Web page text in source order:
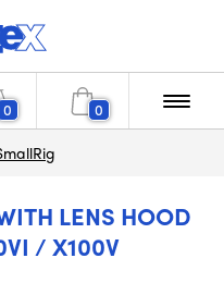
0 0
LENS HOOD
/ X100V